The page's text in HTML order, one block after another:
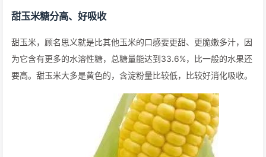
甜玉米糖分高、好吸收
甜玉米，顾名思义就是比其他玉米的口感要更甜、更脆嫩多汁，因
为它含有更多的水溶性糖，总糖量能达到33.6%，比一般的水果还
要高。甜玉米大多是黄色的，含淀粉量比较低，比较好消化吸收。